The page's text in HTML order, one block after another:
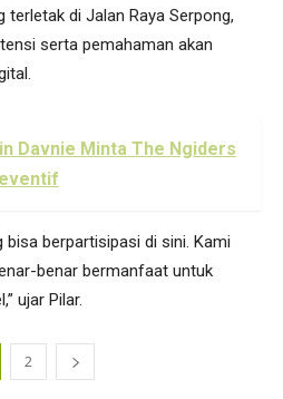
terletak di Jalan Raya Serpong,
serta pemahaman akan
Davnie Minta The Ngiders
bisa berpartisipasi di sini. Kami
benar bermanfaat untuk
ujar Pilar.
2